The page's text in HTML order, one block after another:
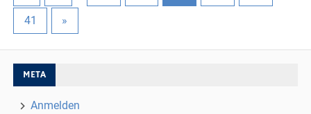
41 »
META
Anmelden